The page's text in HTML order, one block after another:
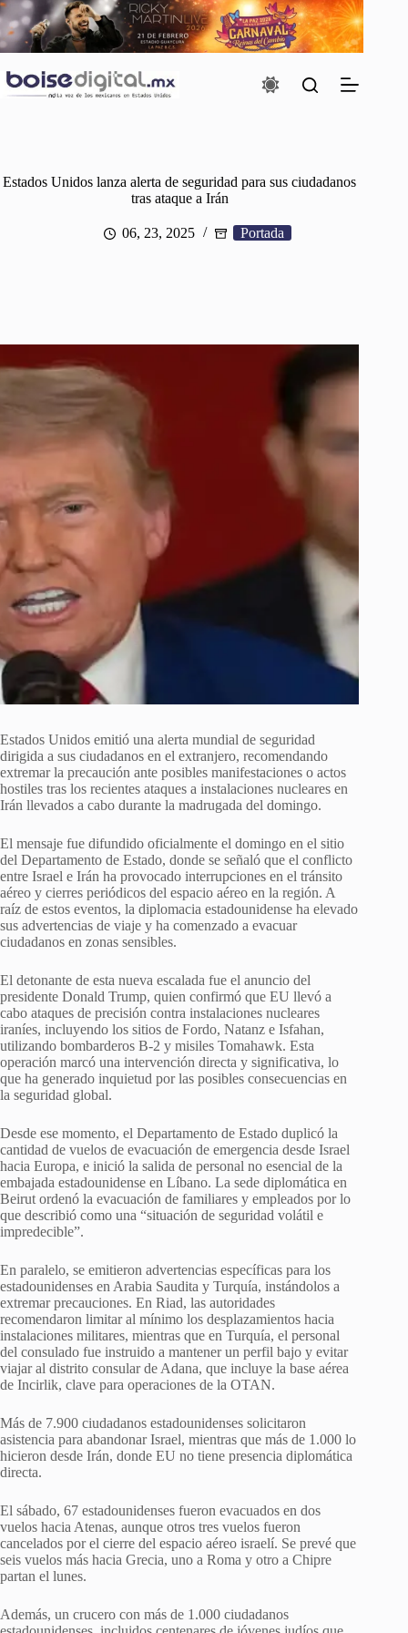
Saltar
al
contenido
Estados Unidos lanza alerta de seguridad para sus ciudadanos
tras ataque a Irán
06, 23, 2025 Portada
Estados Unidos emitió una alerta mundial de seguridad
dirigida a sus ciudadanos en el extranjero, recomendando
extremar la precaución ante posibles manifestaciones o actos
hostiles tras los recientes ataques a instalaciones nucleares en
Irán llevados a cabo durante la madrugada del domingo.
El mensaje fue difundido oficialmente el domingo en el sitio
del Departamento de Estado, donde se señaló que el conflicto
entre Israel e Irán ha provocado interrupciones en el tránsito
aéreo y cierres periódicos del espacio aéreo en la región. A
raíz de estos eventos, la diplomacia estadounidense ha elevado
sus advertencias de viaje y ha comenzado a evacuar
ciudadanos en zonas sensibles.
El detonante de esta nueva escalada fue el anuncio del
presidente Donald Trump, quien confirmó que EU llevó a
cabo ataques de precisión contra instalaciones nucleares
iraníes, incluyendo los sitios de Fordo, Natanz e Isfahan,
utilizando bombarderos B-2 y misiles Tomahawk. Esta
operación marcó una intervención directa y significativa, lo
que ha generado inquietud por las posibles consecuencias en
la seguridad global.
Desde ese momento, el Departamento de Estado duplicó la
cantidad de vuelos de evacuación de emergencia desde Israel
hacia Europa, e inició la salida de personal no esencial de la
embajada estadounidense en Líbano. La sede diplomática en
Beirut ordenó la evacuación de familiares y empleados por lo
que describió como una “situación de seguridad volátil e
impredecible”.
En paralelo, se emitieron advertencias específicas para los
estadounidenses en Arabia Saudita y Turquía, instándolos a
extremar precauciones. En Riad, las autoridades
recomendaron limitar al mínimo los desplazamientos hacia
instalaciones militares, mientras que en Turquía, el personal
del consulado fue instruido a mantener un perfil bajo y evitar
viajar al distrito consular de Adana, que incluye la base aérea
de Incirlik, clave para operaciones de la OTAN.
Más de 7.900 ciudadanos estadounidenses solicitaron
asistencia para abandonar Israel, mientras que más de 1.000 lo
hicieron desde Irán, donde EU no tiene presencia diplomática
directa.
El sábado, 67 estadounidenses fueron evacuados en dos
vuelos hacia Atenas, aunque otros tres vuelos fueron
cancelados por el cierre del espacio aéreo israelí. Se prevé que
seis vuelos más hacia Grecia, uno a Roma y otro a Chipre
partan el lunes.
Además, un crucero con más de 1.000 ciudadanos